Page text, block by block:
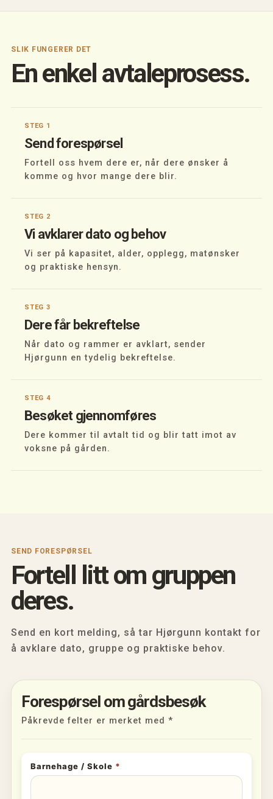
SLIK FUNGERER DET
En enkel avtaleprosess.
STEG 1
Send forespørsel
Fortell oss hvem dere er, når dere ønsker å
komme og hvor mange dere blir.
STEG 2
Vi avklarer dato og behov
Vi ser på kapasitet, alder, opplegg, matønsker
og praktiske hensyn.
STEG 3
Dere får bekreftelse
Når dato og rammer er avklart, sender
Hjørgunn en tydelig bekreftelse.
STEG 4
Besøket gjennomføres
Dere kommer til avtalt tid og blir tatt imot av
voksne på gården.
SEND FORESPØRSEL
Fortell litt om gruppen
deres.
Send en kort melding, så tar Hjørgunn kontakt for
å avklare dato, gruppe og praktiske behov.
Forespørsel om gårdsbesøk
Påkrevde felter er merket med *
Barnehage / Skole *